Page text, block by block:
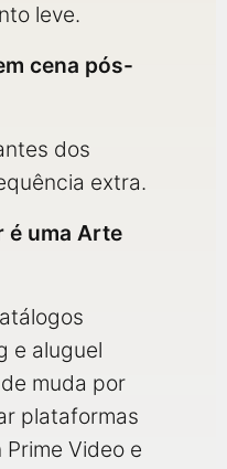
leve.
cena pós-
dos
extra.
é uma Arte
e aluguel
muda por
plataformas
Video e